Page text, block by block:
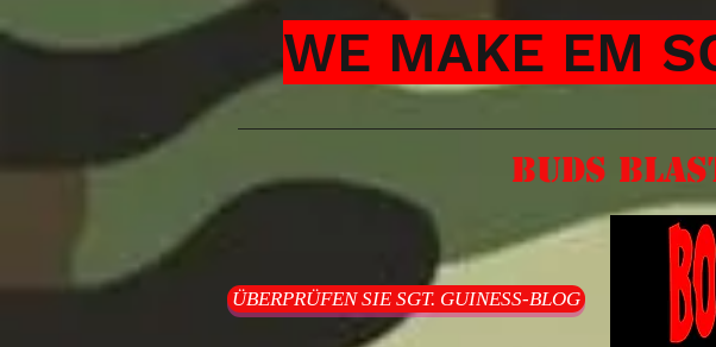
WE MAKE EM
Buds
ÜBERPRÜFEN SIE SGT. GUINESS-BLOG